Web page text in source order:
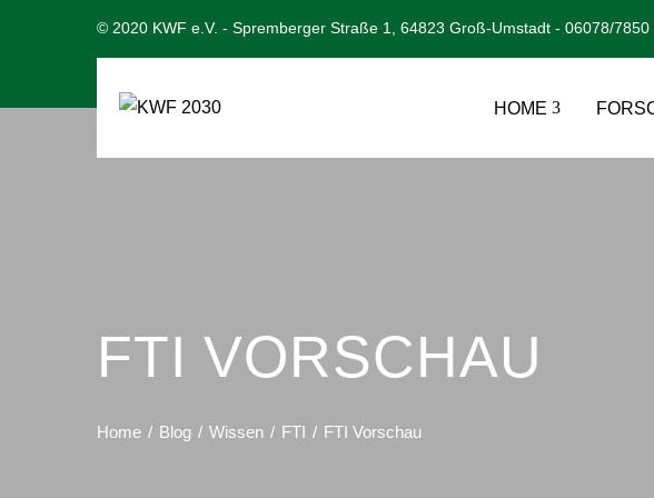
© 2020 KWF e.V. - Spremberger Straße 1, 64823 Groß-Umstadt - 06078/
HOME
FTI VORSCHAU
Home Blog Wissen FTI FTI Vorschau